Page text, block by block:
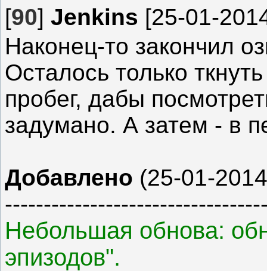
[90] Jenkins [25-01-
Наконец-то закончил
Осталось только
пробег, дабы
задумано. А затем - в
Добавлено (25-01-
Небольшая обнова:
эпизодов".